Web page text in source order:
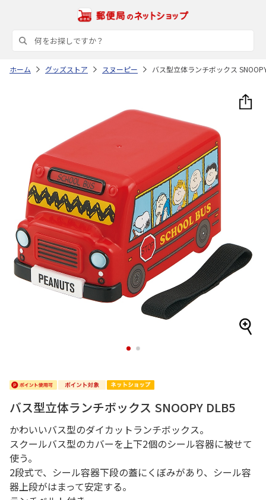
ホーム グッズストア スヌーピー バス型立体ランチボックス
1 2
バス型立体ランチボックス SNOOPY DLB5
かわいいバス型のダイカットランチボックス。
スクールバス型のカバーを上下2個のシール容器に被せて
使う。
2段式で、シール容器下段の蓋にくぼみがあり、シール容
器上段がはまって安定する。